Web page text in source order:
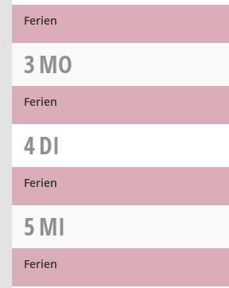
Ferien
3MO
Ferien
4DI
Ferien
5MI
Ferien